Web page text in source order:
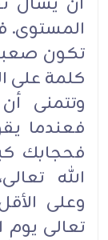
المستوى.
تكون صعبة
كلمة على
وتتمنى
فعندما
فحجابك
الله
وعلى
تعالى